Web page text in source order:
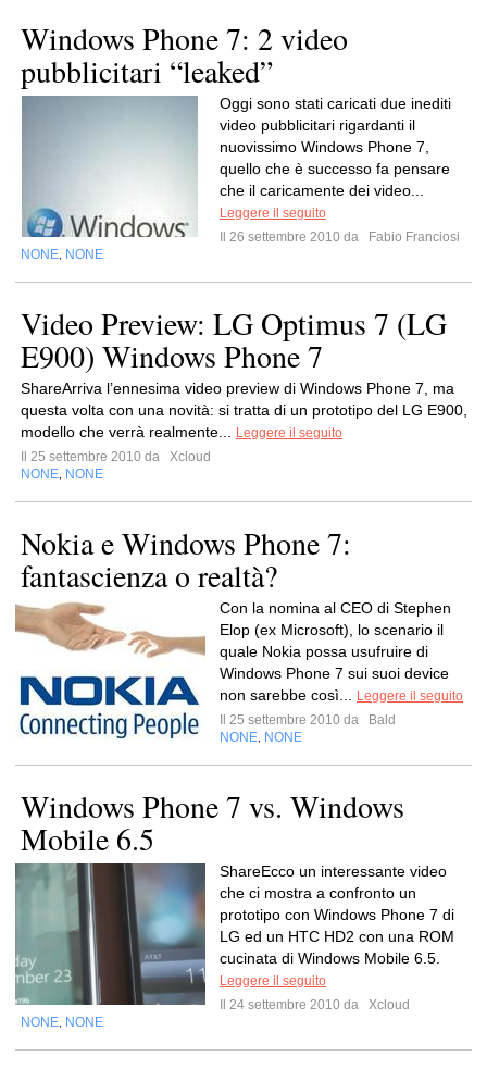
Windows Phone 7: 2 video
pubblicitari “leaked”
Oggi sono stati caricati due inediti
video pubblicitari rigardanti il
nuovissimo Windows Phone 7,
quello che è successo fa pensare
che il caricamente dei video...
Leggere il seguito
Il 26 settembre 2010 da
Fabio Franciosi
NONE NONE
Video Preview: LG Optimus 7 (LG
E900) Windows Phone 7
ShareArriva l’ennesima video preview di Windows Phone 7, ma
questa volta con una novità: si tratta di un prototipo del LG E900,
modello che verrà realmente...
Leggere il seguito
Il 25 settembre 2010 da
Xcloud
NONE NONE
Nokia e Windows Phone 7:
fantascienza o realtà?
Con la nomina al CEO di Stephen
Elop (ex Microsoft), lo scenario il
quale Nokia possa usufruire di
Windows Phone 7 sui suoi device
non sarebbe così...
Leggere il seguito
Il 25 settembre 2010 da
Bald
NONE NONE
Windows Phone 7 vs. Windows
Mobile 6.5
ShareEcco un interessante video
che ci mostra a confronto un
prototipo con Windows Phone 7 di
LG ed un HTC HD2 con una ROM
cucinata di Windows Mobile 6.5.
Leggere il seguito
Il 24 settembre 2010 da
Xcloud
NONE NONE